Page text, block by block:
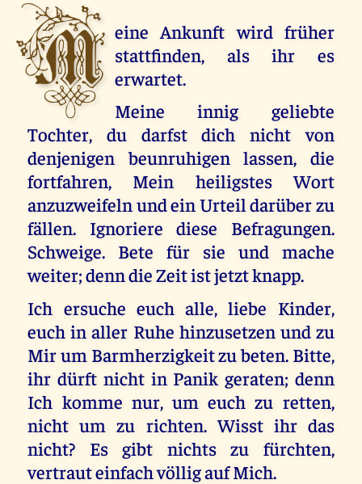
M eine Ankunft wird früher
stattfinden, als ihr es
erwartet.
Meine innig geliebte
Tochter, du darfst dich nicht von
denjenigen beunruhigen lassen, die
fortfahren, Mein heiligstes Wort
anzuzweifeln und ein Urteil darüber zu
fällen. Ignoriere diese Befragungen.
Schweige. Bete für sie und mache
weiter; denn die Zeit ist jetzt knapp.
Ich ersuche euch alle, liebe Kinder,
euch in aller Ruhe hinzusetzen und zu
Mir um Barmherzigkeit zu beten. Bitte,
ihr dürft nicht in Panik geraten; denn
Ich komme nur, um euch zu retten,
nicht um zu richten. Wisst ihr das
nicht? Es gibt nichts zu fürchten,
vertraut einfach völlig auf Mich.